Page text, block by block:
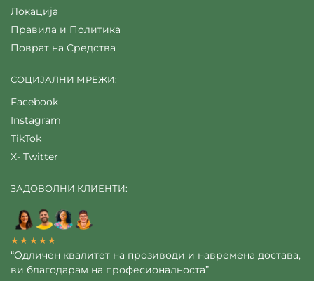
Локација
Правила и Политика
Поврат на Средства
СОЦИЈАЛНИ МРЕЖИ:
Facebook
Instagram
TikTok
X- Twitter
ЗАДОВОЛНИ КЛИЕНТИ:
★★★★★
“Одличен квалитет на прозиводи и навремена достава,
ви благодарам на професионалноста”